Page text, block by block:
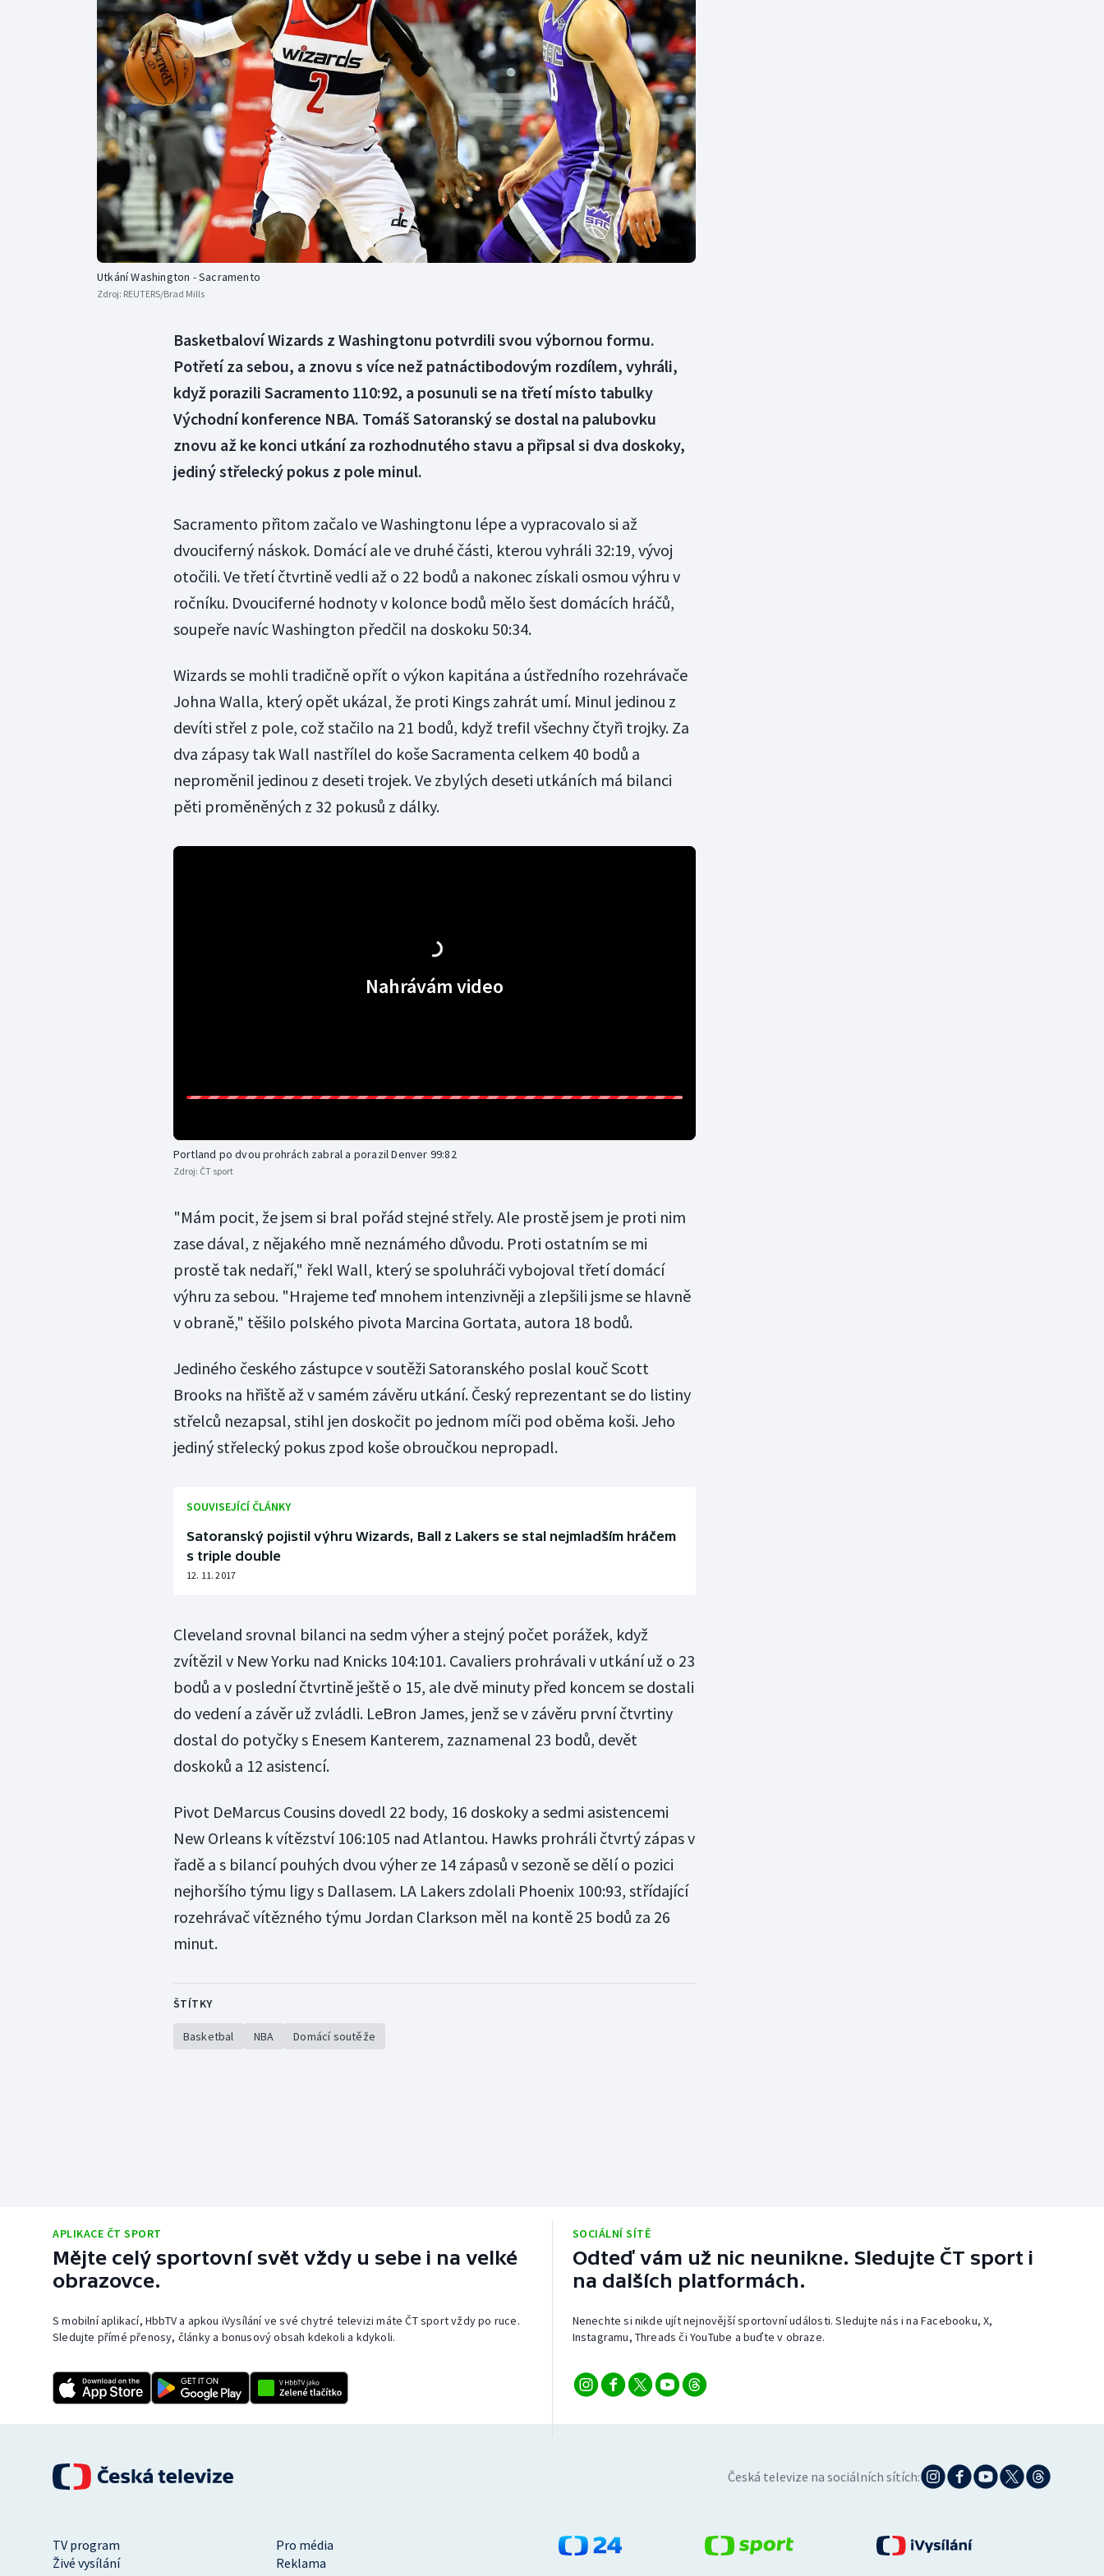
Curling
Dostihy
Florbal
Futsal
Golf
Gymnastika
Moderní pětiboj
Motorsport
Olympijské hry
Parasport
Plavání
Plážový volejbal
Triatlon
Veslování
Vodní slalom
Volejbal
Ostatní
Utkání Washington - Sacramento
Zdroj: REUTERS/Brad Mills
Basketbaloví Wizards z Washingtonu potvrdili svou výbornou formu.
Potřetí za sebou, a znovu s více než patnáctibodovým rozdílem, vyhráli,
když porazili Sacramento 110:92, a posunuli se na třetí místo tabulky
Východní konference NBA. Tomáš Satoranský se dostal na palubovku
znovu až ke konci utkání za rozhodnutého stavu a připsal si dva doskoky,
jediný střelecký pokus z pole minul.
Sacramento přitom začalo ve Washingtonu lépe a vypracovalo si až
dvouciferný náskok. Domácí ale ve druhé části, kterou vyhráli 32:19, vývoj
otočili. Ve třetí čtvrtině vedli až o 22 bodů a nakonec získali osmou výhru v
ročníku. Dvouciferné hodnoty v kolonce bodů mělo šest domácích hráčů,
soupeře navíc Washington předčil na doskoku 50:34.
Wizards se mohli tradičně opřít o výkon kapitána a ústředního rozehrávače
Johna Walla, který opět ukázal, že proti Kings zahrát umí. Minul jedinou z
devíti střel z pole, což stačilo na 21 bodů, když trefil všechny čtyři trojky. Za
dva zápasy tak Wall nastřílel do koše Sacramenta celkem 40 bodů a
neproměnil jedinou z deseti trojek. Ve zbylých deseti utkáních má bilanci
pěti proměněných z 32 pokusů z dálky.
Nahrávám video
Portland po dvou prohrách zabral a porazil Denver 99:82
Zdroj: ČT sport
"Mám pocit, že jsem si bral pořád stejné střely. Ale prostě jsem je proti nim
zase dával, z nějakého mně neznámého důvodu. Proti ostatním se mi
prostě tak nedaří," řekl Wall, který se spoluhráči vybojoval třetí domácí
výhru za sebou. "Hrajeme teď mnohem intenzivněji a zlepšili jsme se hlavně
v obraně," těšilo polského pivota Marcina Gortata, autora 18 bodů.
Jediného českého zástupce v soutěži Satoranského poslal kouč Scott
Brooks na hřiště až v samém závěru utkání. Český reprezentant se do listiny
střelců nezapsal, stihl jen doskočit po jednom míči pod oběma koši. Jeho
jediný střelecký pokus zpod koše obroučkou nepropadl.
SOUVISEJÍCÍ ČLÁNKY
Satoranský pojistil výhru Wizards, Ball z Lakers se stal nejmladším hráčem
s triple double
12. 11. 2017
Cleveland srovnal bilanci na sedm výher a stejný počet porážek, když
zvítězil v New Yorku nad Knicks 104:101. Cavaliers prohrávali v utkání už o 23
bodů a v poslední čtvrtině ještě o 15, ale dvě minuty před koncem se dostali
do vedení a závěr už zvládli. LeBron James, jenž se v závěru první čtvrtiny
dostal do potyčky s Enesem Kanterem, zaznamenal 23 bodů, devět
doskoků a 12 asistencí.
Pivot DeMarcus Cousins dovedl 22 body, 16 doskoky a sedmi asistencemi
New Orleans k vítězství 106:105 nad Atlantou. Hawks prohráli čtvrtý zápas v
řadě a s bilancí pouhých dvou výher ze 14 zápasů v sezoně se dělí o pozici
nejhoršího týmu ligy s Dallasem. LA Lakers zdolali Phoenix 100:93, střídající
rozehrávač vítězného týmu Jordan Clarkson měl na kontě 25 bodů za 26
minut.
ŠTÍTKY
Basketbal NBA Domácí soutěže
APLIKACE ČT SPORT
Mějte celý sportovní svět vždy u sebe i na velké
obrazovce.
S mobilní aplikací, HbbTV a apkou iVysílání ve své chytré televizi máte ČT sport vždy po ruce.
Sledujte přímé přenosy, články a bonusový obsah kdekoli a kdykoli.
SOCIÁLNÍ SÍTĚ
Odteď vám už nic neunikne. Sledujte ČT sport i
na dalších platformách.
Nenechte si nikde ujít nejnovější sportovní události. Sledujte nás i na Facebooku, X,
Instagramu, Threads či YouTube a buďte v obraze.
Česká televize na sociálních sítích:
TV program
Pro média
Živé vysílání
Reklama